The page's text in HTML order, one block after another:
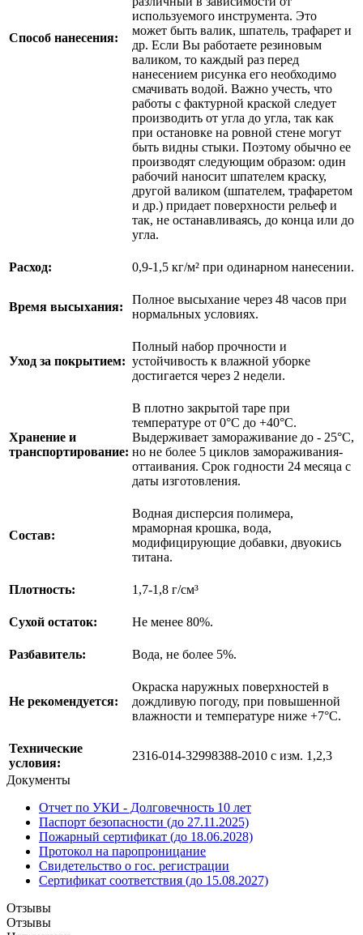
Способ нанесения:
используемого инструмента. Это
может быть валик, шпатель, трафарет и
др. Если Вы работаете резиновым
валиком, то каждый раз перед
нанесением рисунка его необходимо
смачивать водой. Важно учесть, что
работы с фактурной краской следует
производить от угла до угла, так как
при остановке на ровной стене могут
быть видны стыки. Поэтому обычно ее
производят следующим образом: один
рабочий наносит шпателем краску,
другой валиком (шпателем, трафаретом
и др.) придает поверхности рельеф и
так, не останавливаясь, до конца или до
угла.
Расход: 0,9-1,5 кг/м² при одинарном нанесении.
Время высыхания:
Полное высыхание через 48 часов при
нормальных условиях.
Уход за покрытием:
Полный набор прочности и
устойчивость к влажной уборке
достигается через 2 недели.
Хранение и
транспортирование:
В плотно закрытой таре при
температуре от 0°С до +40°С.
Выдерживает замораживание до - 25°С,
но не более 5 циклов замораживания-
оттаивания. Срок годности 24 месяца с
даты изготовления.
Состав:
Водная дисперсия полимера,
мраморная крошка, вода,
модифицирующие добавки, двуокись
титана.
Плотность: 1,7-1,8 г/см³
Сухой остаток: Не менее 80%.
Разбавитель: Вода, не более 5%.
Не рекомендуется:
Окраска наружных поверхностей в
дождливую погоду, при повышенной
влажности и температуре ниже +7°С.
Технические
условия:
2316-014-32998388-2010 с изм. 1,2,3
Документы
Отчет по УКИ - Долговечность 10 лет
Паспорт безопасности (до 27.11.2025)
Пожарный сертификат (до 18.06.2028)
Протокол на паропроницание
Свидетельство о гос. регистрации
Сертификат соответствия (до 15.08.2027)
Отзывы
Отзывы